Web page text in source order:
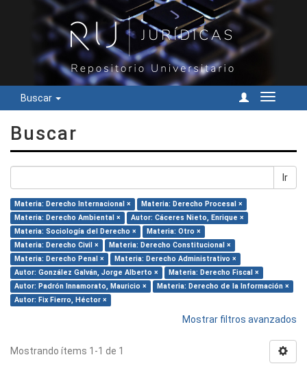
Buscar
Cambiar
Buscar
Ir
Materia: Derecho Internacional ×
Materia: Derecho Procesal ×
Materia: Derecho Ambiental ×
Autor: Cáceres Nieto, Enrique ×
Materia: Sociología del Derecho ×
Materia: Otro ×
Materia: Derecho Civil ×
Materia: Derecho Constitucional ×
Materia: Derecho Penal ×
Materia: Derecho Administrativo ×
Autor: González Galván, Jorge Alberto ×
Materia: Derecho Fiscal ×
Autor: Padrón Innamorato, Mauricio ×
Materia: Derecho de la Información ×
Autor: Fix Fierro, Héctor ×
Mostrar filtros avanzados
Mostrando ítems 1-1 de 1